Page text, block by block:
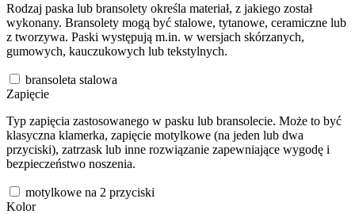
Rodzaj paska lub bransolety określa materiał, z jakiego został
wykonany. Bransolety mogą być stalowe, tytanowe, ceramiczne lub
z tworzywa. Paski występują m.in. w wersjach skórzanych,
gumowych, kauczukowych lub tekstylnych.
bransoleta stalowa
Zapięcie
Typ zapięcia zastosowanego w pasku lub bransolecie. Może to być
klasyczna klamerka, zapięcie motylkowe (na jeden lub dwa
przyciski), zatrzask lub inne rozwiązanie zapewniające wygodę i
bezpieczeństwo noszenia.
motylkowe na 2 przyciski
Kolor